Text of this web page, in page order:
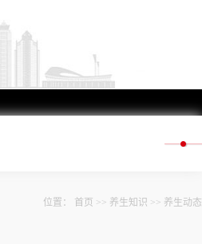
位置： 首页 >> 养生知识 >> 养生动态